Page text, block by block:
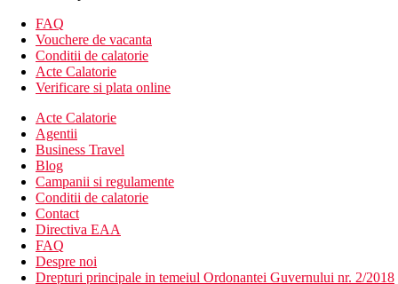
Descrierea hotelului
Hotelul dispune de:
hol de intrare cu receptie
restaurant
bar
piscina
facilitati sportive ale statiunii Estival Park
restaurant a la carte
Descrierea plajei
100 m de hotel
sezlonguri si umbrele contra cost
FAQ
Vouchere de vacanta
Conditii de calatorie
Acte Calatorie
Verificare si plata online
Acte Calatorie
Agentii
Business Travel
Blog
Campanii si regulamente
Conditii de calatorie
Contact
Directiva EAA
FAQ
Despre noi
Drepturi principale in temeiul Ordonantei Guvernului nr. 2/2018